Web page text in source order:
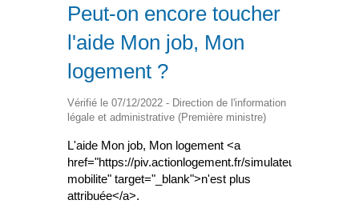
Peut-on encore toucher
l'aide Mon job, Mon
logement ?
Vérifié le 07/12/2022 - Direction de l'information
légale et administrative (Première ministre)
L'aide Mon job, Mon logement <a
href="https://piv.actionlogement.fr/simulateur-
mobilite" target="_blank">n'est plus
attribuée</a>.